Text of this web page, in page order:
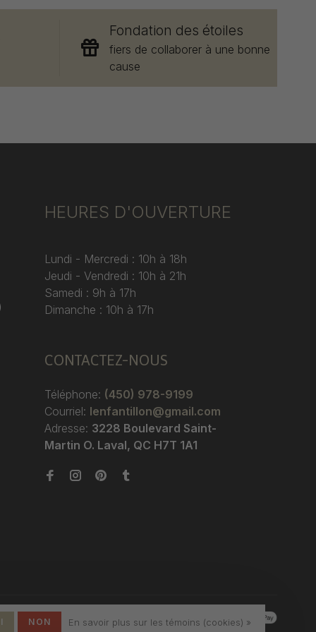
Fondation des étoiles
fiers de collaborer à une bonne
cause
HEURES D'OUVERTURE
Lundi - Mercredi : 10h à 18h
Jeudi - Vendredi : 10h à 21h
Samedi : 9h à 17h
Dimanche : 10h à 17h
CONTACTEZ-NOUS
Téléphone: (450) 978-9199
Courriel: lenfantillon@gmail.com
Adresse: 3228 Boulevard Saint-
Martin O. Laval, QC H7T 1A1
NON En savoir plus sur les témoins (cookies) »